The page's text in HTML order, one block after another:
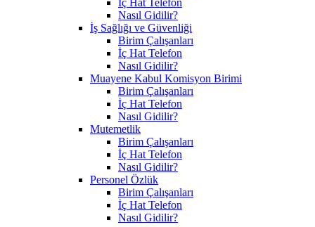
Nasıl Gidilir?
İş Sağlığı ve Güvenliği
Birim Çalışanları
İç Hat Telefon
Nasıl Gidilir?
Muayene Kabul Komisyon Birimi
Birim Çalışanları
İç Hat Telefon
Nasıl Gidilir?
Mutemetlik
Birim Çalışanları
İç Hat Telefon
Nasıl Gidilir?
Personel Özlük
Birim Çalışanları
İç Hat Telefon
Nasıl Gidilir?